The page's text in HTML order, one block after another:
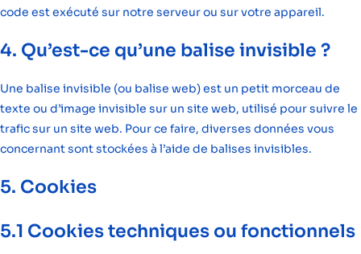
code est exécuté sur notre serveur ou sur votre appareil.
4. Qu’est-ce qu’une balise invisible ?
Une balise invisible (ou balise web) est un petit morceau de
texte ou d’image invisible sur un site web, utilisé pour suivre le
trafic sur un site web. Pour ce faire, diverses données vous
concernant sont stockées à l’aide de balises invisibles.
5. Cookies
5.1 Cookies techniques ou fonctionnels